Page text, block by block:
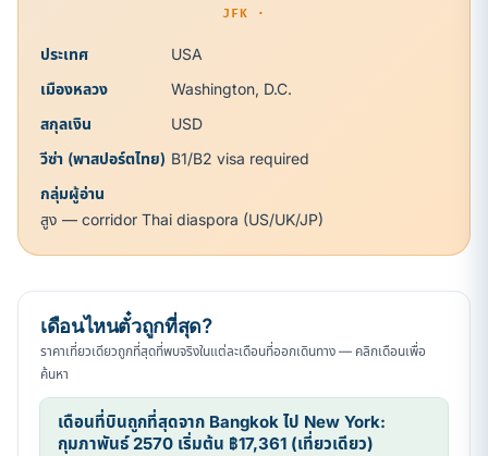
JFK ·
ประเทศ
USA
เมืองหลวง
Washington, D.C.
สกุลเงิน
USD
วีซ่า (พาสปอร์ตไทย) B1/B2 visa required
กลุ่มผู้อ่าน
สูง — corridor Thai diaspora (US/UK/JP)
เดือนไหนตั๋วถูกที่สุด?
ราคาเที่ยวเดียวถูกที่สุดที่พบจริงในแต่ละเดือนที่ออกเดินทาง — คลิกเดือนเพื่อ
ค้นหา
เดือนที่บินถูกที่สุดจาก Bangkok ไป New York:
กุมภาพันธ์ 2570 เริ่มต้น ฿17,361 (เที่ยวเดียว)